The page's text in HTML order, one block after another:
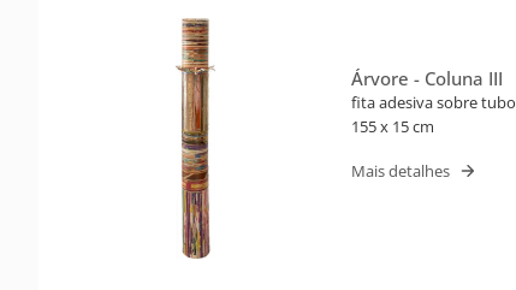
Árvore - Coluna III
fita adesiva sobre tubo
155 x 15 cm
Mais detalhes